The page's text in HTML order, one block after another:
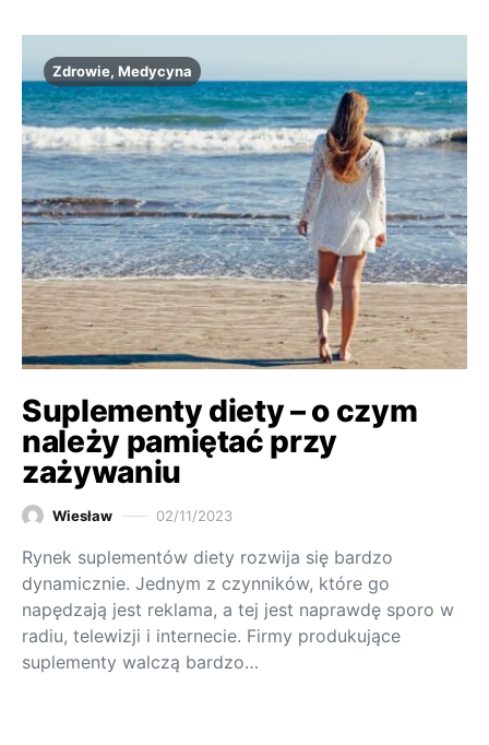
Zdrowie, Medycyna
Suplementy diety – o czym
należy pamiętać przy
zażywaniu
Wiesław 02/11/2023
Rynek suplementów diety rozwija się bardzo
dynamicznie. Jednym z czynników, które go
napędzają jest reklama, a tej jest naprawdę sporo w
radiu, telewizji i internecie. Firmy produkujące
suplementy walczą bardzo…